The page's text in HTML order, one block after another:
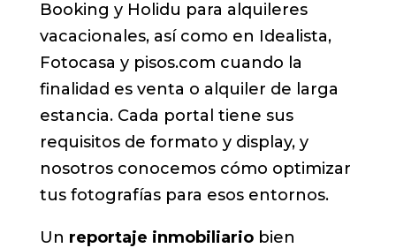
Booking y Holidu para alquileres
vacacionales, así como en Idealista,
Fotocasa y pisos.com cuando la
finalidad es venta o alquiler de larga
estancia. Cada portal tiene sus
requisitos de formato y display, y
nosotros conocemos cómo optimizar
tus fotografías para esos entornos.
Un reportaje inmobiliariobien